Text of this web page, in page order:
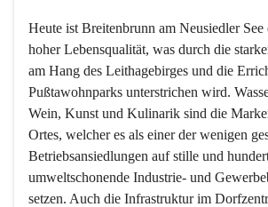
Heute ist Breitenbrunn am Neusiedler
hoher Lebensqualität, was durch die
am Hang des Leithagebirges und die
Pußtawohnparks unterstrichen wird.
Wein, Kunst und Kulinarik sind die
Ortes, welcher es als einer der wenigen
Betriebsansiedlungen auf stille und
umweltschonende Industrie- und
setzen. Auch die Infrastruktur im